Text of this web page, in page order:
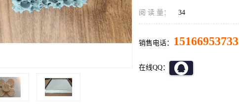
阅 读 量： 34
销售电话： 15166953733
在线QQ：